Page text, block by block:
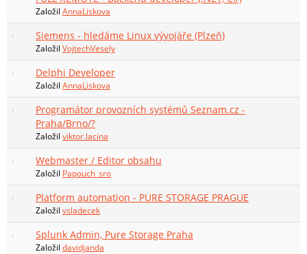
Založil AnnaLiskova
Siemens - hledáme Linux vývojáře (Plzeň)
Založil VojtechVesely
Delphi Developer
Založil AnnaLiskova
Programátor provozních systémů Seznam.cz -
Praha/Brno/?
Založil viktor.lacina
Webmaster / Editor obsahu
Založil Papouch_sro
Platform automation - PURE STORAGE PRAGUE
Založil vsladecek
Splunk Admin, Pure Storage Praha
Založil davidjanda